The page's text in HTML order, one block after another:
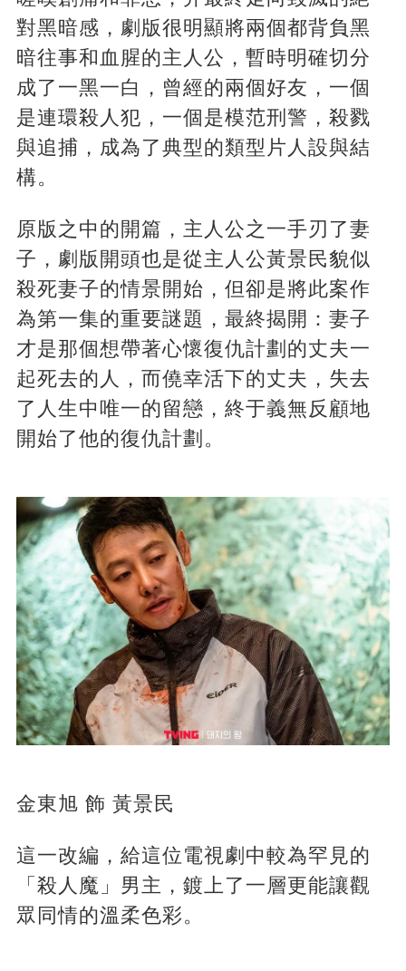
對黑暗感，劇版很明顯將兩個都背負黑
暗往事和血腥的主人公，暫時明確切分
成了一黑一白，曾經的兩個好友，一個
是連環殺人犯，一個是模范刑警，殺戮
與追捕，成為了典型的類型片人設與結
構。
原版之中的開篇，主人公之一手刃了妻
子，劇版開頭也是從主人公黃景民貌似
殺死妻子的情景開始，但卻是將此案作
為第一集的重要謎題，最終揭開：妻子
才是那個想帶著心懷復仇計劃的丈夫一
起死去的人，而僥幸活下的丈夫，失去
了人生中唯一的留戀，終于義無反顧地
開始了他的復仇計劃。
金東旭 飾 黃景民
這一改編，給這位電視劇中較為罕見的
「殺人魔」男主，鍍上了一層更能讓觀
眾同情的溫柔色彩。